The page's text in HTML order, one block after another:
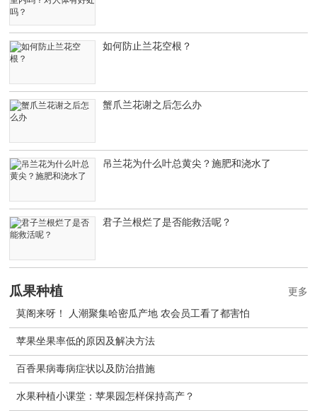
如何防止兰花空根？
蟹爪兰花谢之后怎么办
吊兰花为什么叶总黄尖？施肥和浇水了
君子兰根烂了是否能救活呢？
瓜果种植
莫阁来呀！ 人潮聚集哈密瓜产地 农会员工看了都害怕
苹果坐果率低的原因及解决方法
百香果病毒病症状以及防治措施
水果种植小课堂：苹果园怎样保持高产？
更多